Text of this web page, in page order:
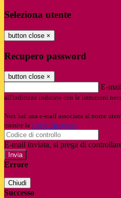
Seleziona utente
button close ×
Recupero password
button close ×
E-mail
all'indirizzo indicato con le istruzioni
Non hai una e-mail associata al nome
tramite la Login Spaggiari
E-mail inviata, si prega di
Errore
Chiudi
Successo